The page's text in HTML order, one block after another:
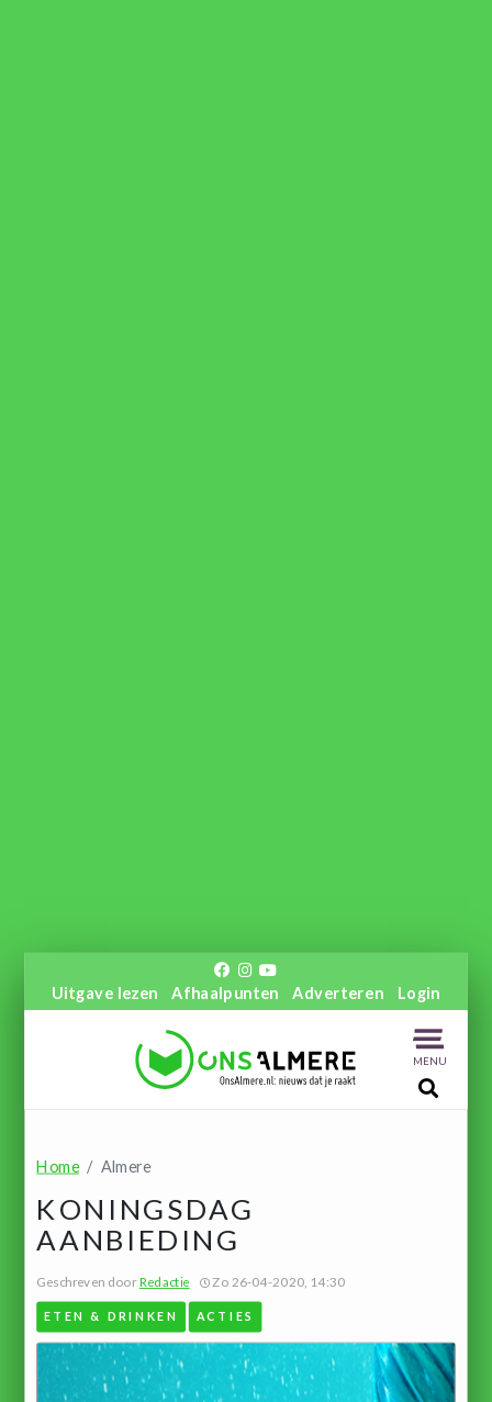
Uitgave lezen Afhaalpunten Adverteren Login
MENU
Home Almere
KONINGSDAG
AANBIEDING
Geschreven doorRedactie Zo 26-04-2020, 14:30
ETEN & DRINKEN ACTIES